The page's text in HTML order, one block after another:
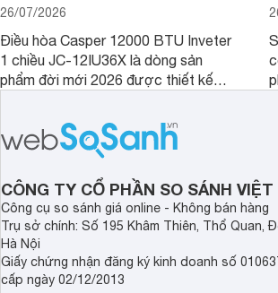
26/07/2026
Điều hòa Casper 12000 BTU Inveter
1 chiều JC-12IU36X là dòng sản
phẩm đời mới 2026 được thiết kế
sở hữu khả năng làm mát tốt mà còn
có giá bán rất hợp lý.
CÔNG TY CỔ PHẦN SO SÁNH VIỆT
Công cụ so sánh giá online - Không bán hàng
Trụ sở chính: Số 195 Khâm Thiên, Thổ Quan,
Hà Nội
Giấy chứng nhận đăng ký kinh doanh số
cấp ngày 02/12/2013